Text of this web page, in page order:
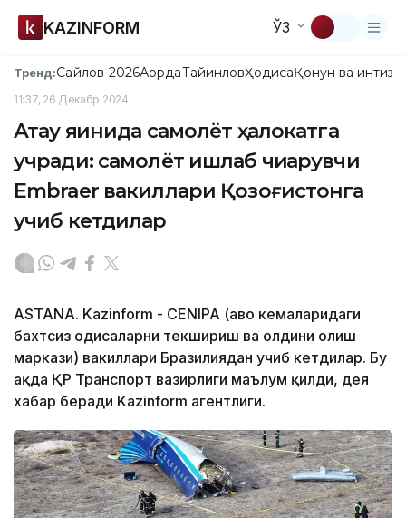
KAZINFORM ЎЗ
Тренд:Сайлов-2026АқордаТайинловҲодисаҚонун ва
11:37, 26 Декабр 2024
Ақтау яқинида самолёт ҳалокатга
учради: самолёт ишлаб чиқарувчи
Embraer вакиллари Қозоғистонга
учиб кетдилар
ASTANA. Kazinform - CENIPA (ҳаво кемаларидаги
бахтсиз ҳодисаларни текшириш ва олдини олиш
маркази) вакиллари Бразилиядан учиб кетдилар. Бу
ҳақда ҚР Транспорт вазирлиги маълум қилди, дея
хабар беради Kazinform агентлиги.